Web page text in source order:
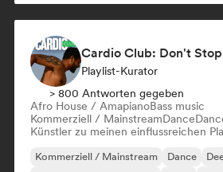
Cardio Club: Don't
Playlist-Kurator
> 800 Antworten gegeben
Afro House / AmapianoBass music
Kommerziell / MainstreamDance
Künstler zu meinen einflussreichen
Kommerziell / Mainstream Dance